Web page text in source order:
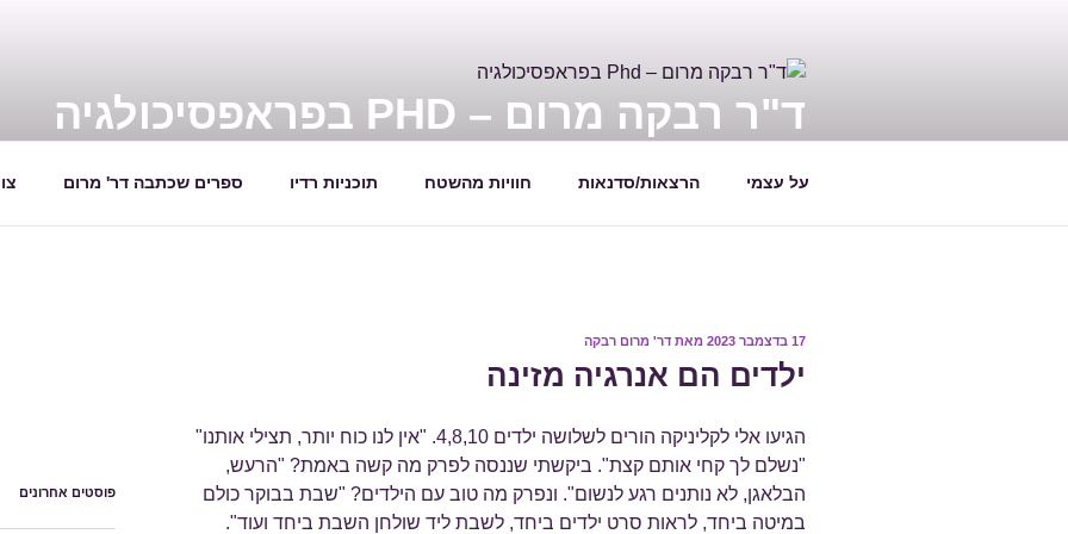
ד"ר רבקה מרום – PHD בפראפסיכולגיה
על עצמי הרצאות/סדנאות חוויות מהשטח תוכניות רדיו ספרים שכתבה דר' מרום
פורסם
17 בדצמבר 2023 מאת דר' מרום רבקה
ילדים הם אנרגיה מזינה
הגיעו אלי לקליניקה הורים לשלושה ילדים 4,8,10. "אין לנו כוח יותר, תצילי אותנו"
"נשלם לך קחי אותם קצת". ביקשתי שננסה לפרק מה קשה באמת? "הרעש,
הבלאגן, לא נותנים רגע לנשום". ונפרק מה טוב עם הילדים? "שבת בבוקר כולם
במיטה ביחד, לראות סרט ילדים ביחד, לשבת ליד שולחן השבת ביחד ועוד".
פוסטים אחרונים